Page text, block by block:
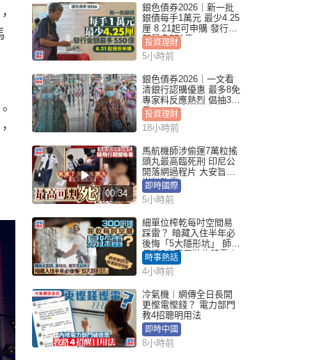
銀色債券2026｜新一批
銀債每手1萬元 最少4.25
厘 8.21起可申購 發行金
額最多550億
投資理財
5小時前
銀色債券2026｜一文看
清銀行認購優惠 最多8免
專家料反應熱烈 倡抽30
手
投資理財
18小時前
00:34
馬航機師涉偷運7萬粒搖
頭丸最高臨死刑 印尼公
開落網過程片 大安旨意
豈料敗露
即時國際
5小時前
細單位榨乾每吋空間易
踩雷？ 暗藏入住半年必
後悔「5大隱形坑」 師傅
傳授6字家居裝修錦囊｜
Juicy叮
時事熱話
4小時前
冷氣機︱網傳全日長開
更慳電慳錢？ 電力部門
教4招聰明用法
即時中國
8小時前